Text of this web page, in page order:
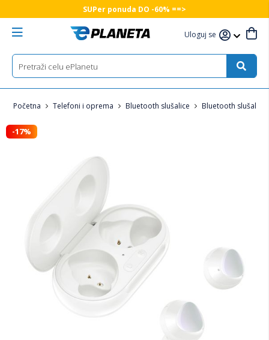
SUPer ponuda DO -60% ==>
Uloguj se
Početna Telefoni i oprema Bluetooth slušalice Bluetooth slušalice
-17%